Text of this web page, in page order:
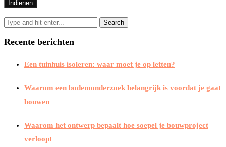
Recente berichten
Een tuinhuis isoleren: waar moet je op letten?
Waarom een bodemonderzoek belangrijk is voordat je gaat
bouwen
Waarom het ontwerp bepaalt hoe soepel je bouwproject
verloopt